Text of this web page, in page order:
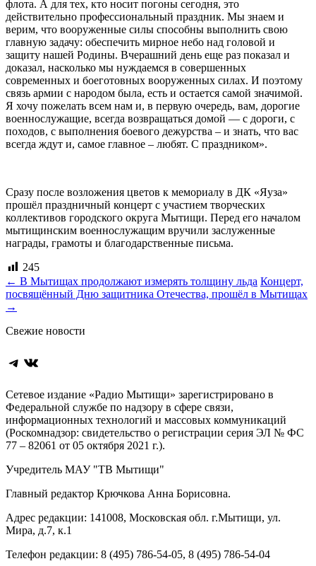
флота. А для тех, кто носит погоны сегодня, это
действительно профессиональный праздник. Мы знаем и
верим, что вооруженные силы способны выполнить свою
главную задачу: обеспечить мирное небо над головой и
защиту нашей Родины. Вчерашний день еще раз показал и
доказал, насколько мы нуждаемся в совершенных
современных и боеготовных вооруженных силах. И поэтому
связь армии с народом была, есть и остается самой значимой.
Я хочу пожелать всем нам и, в первую очередь, вам, дорогие
военнослужащие, всегда возвращаться домой — с дороги, с
походов, с выполнения боевого дежурства – и знать, что вас
всегда ждут и, самое главное – любят. С праздником».
Сразу после возложения цветов к мемориалу в ДК «Яуза»
прошёл праздничный концерт с участием творческих
коллективов городского округа Мытищи. Перед его началом
мытищинским военнослужащим вручили заслуженные
награды, грамоты и благодарственные письма.
245
Навигация
по
← В Мытищах продолжают измерять толщину льда Концерт,
посвящённый Дню защитника Отечества, прошёл в Мытищах
→
Свежие новости
Telegram
ВКонтакте
Сетевое издание «Радио Мытищи» зарегистрировано в
Федеральной службе по надзору в сфере связи,
информационных технологий и массовых коммуникаций
(Роскомнадзор: свидетельство о регистрации серия ЭЛ № ФС
77 – 82061 от 05 октября 2021 г.).
Учредитель МАУ "ТВ Мытищи"
Главный редактор Крючкова Анна Борисовна.
Адрес редакции: 141008, Московская обл. г.Мытищи, ул.
Мира, д.7, к.1
Телефон редакции: 8 (495) 786-54-05, 8 (495) 786-54-04